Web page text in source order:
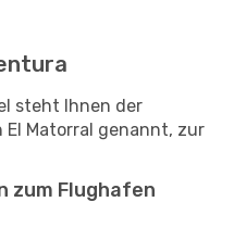
steht Ihnen der
Matorral genannt, zur
zum Flughafen